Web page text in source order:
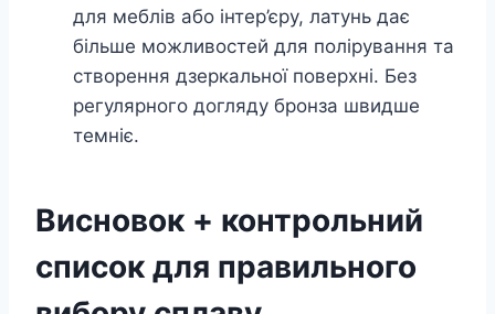
для меблів або інтер’єру, латунь дає
більше можливостей для полірування та
створення дзеркальної поверхні. Без
регулярного догляду бронза швидше
темніє.
Висновок + контрольний
список для правильного